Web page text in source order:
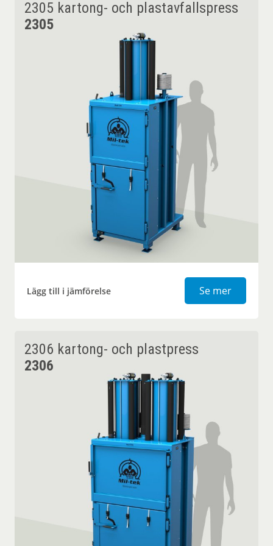
2305 kartong- och plastavfallspress
2305
Lägg till i jämförelse Se mer2305
2306 kartong- och plastpress
2306